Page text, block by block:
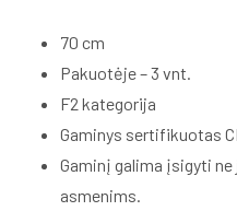
70 cm
Pakuotėje – 3 vnt.
F2 kategorija
Gaminys sertifikuotas
Gaminį galima įsigyti ne
asmenims.